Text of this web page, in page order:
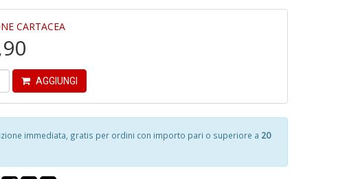
CARTACEA
AGGIUNGI
immediata, gratis per ordini con importo pari o superiore a 20